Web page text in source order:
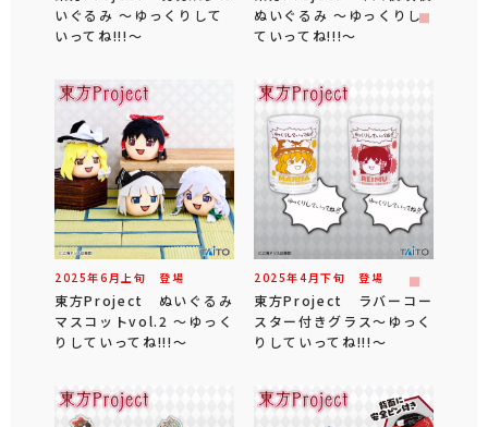
いぐるみ ～ゆっくりして
いってね!!!～
ぬいぐるみ ～ゆっくりし
ていってね!!!～
2025年6 月 上旬 登場
東方Project ぬいぐるみ
マスコットvol.2 ～ゆっく
りしていってね!!!～
2025年4 月下旬 登場
東方Project ラバーコー
スター付きグラス～ゆっく
りしていってね!!!～